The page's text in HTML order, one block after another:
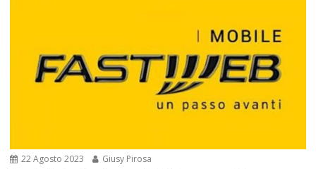
22 Agosto 2023 Giusy Pirosa